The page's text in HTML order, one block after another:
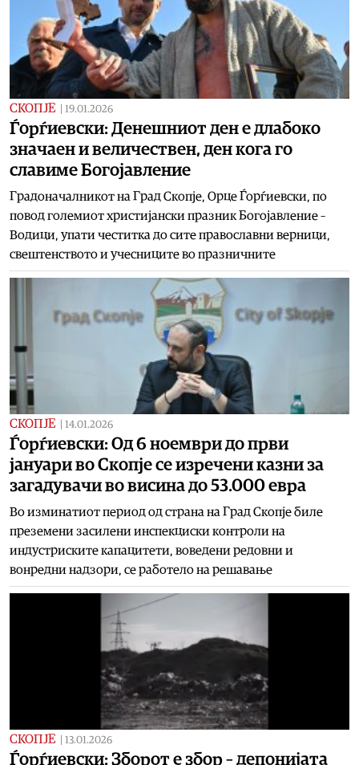
СКОПЈЕ 19.01.2026
Ѓорѓиевски: Денешниот ден е длабоко
значаен и величествен, ден кога го
славиме Богојавление
Градоначалникот на Град Скопје, Орце Ѓорѓиевски, по
повод големиот христијански празник Богојавление –
Водици, упати честитка до сите православни верници,
свештенството и учесниците во празничните
СКОПЈЕ 14.01.2026
Ѓорѓиевски: Од 6 ноември до први
јануари во Скопје се изречени казни за
загадувачи во висина до 53.000 евра
Во изминатиот период од страна на Град Скопје биле
преземени засилени инспекциски контроли на
индустриските капацитети, воведени редовни и
вонредни надзори, се работело на решавање
СКОПЈЕ 13.01.2026
Ѓорѓиевски: Зборот е збор – депонијата